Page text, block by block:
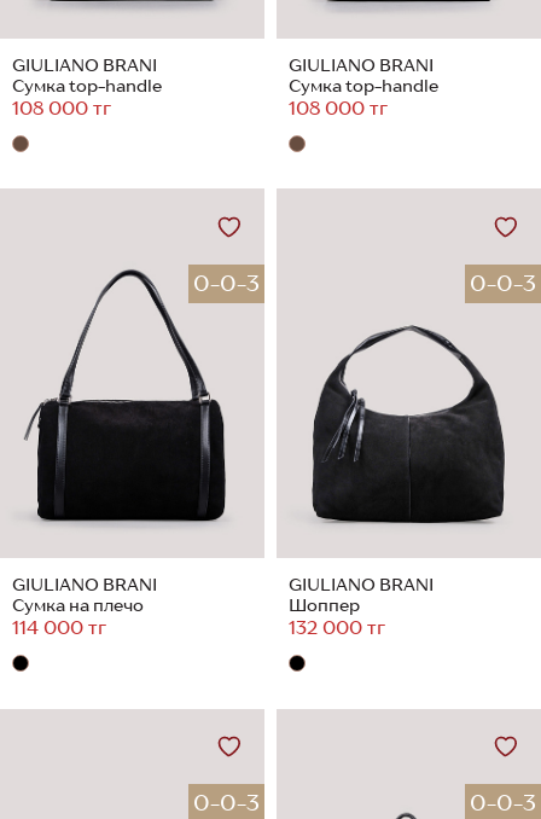
GIULIANO BRANI
Сумка top-handle
108 000 тг
GIULIANO BRANI
Сумка top-handle
108 000 тг
0-0-3
GIULIANO BRANI
Сумка на плечо
114 000 тг
0-0-3
GIULIANO BRANI
Шоппер
132 000 тг
0-0-3 0-0-3